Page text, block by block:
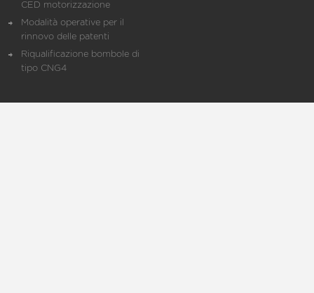
CED motorizzazione
Modalità operative per il
rinnovo delle patenti
Riqualificazione bombole di
tipo CNG4